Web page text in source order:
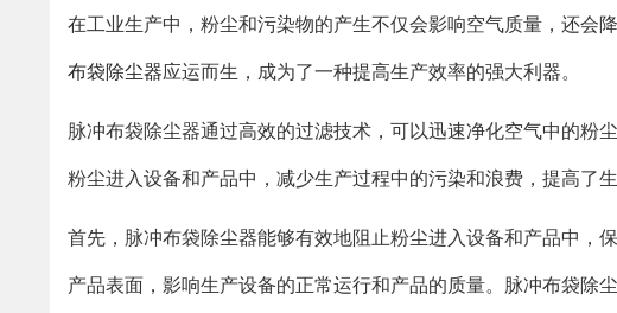
在工业生产中，粉尘和污染物的产生不仅会影响空气质量，还会
布袋除尘器应运而生，成为了一种提高生产效率的强大利器。
脉冲布袋除尘器通过高效的过滤技术，可以迅速净化空气中的粉
粉尘进入设备和产品中，减少生产过程中的污染和浪费，提高了生
首先，脉冲布袋除尘器能够有效地阻止粉尘进入设备和产品中，
产品表面，影响生产设备的正常运行和产品的质量。脉冲布袋除